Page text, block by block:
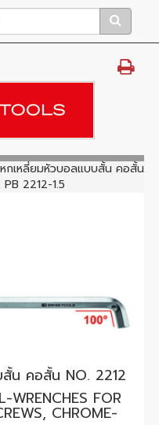
หกเหลี่ยมหัวบอลแบบสั้น คอสั้น
2212-1.5
น คอสั้น NO. 2212
WRENCHES FOR
CHROME-